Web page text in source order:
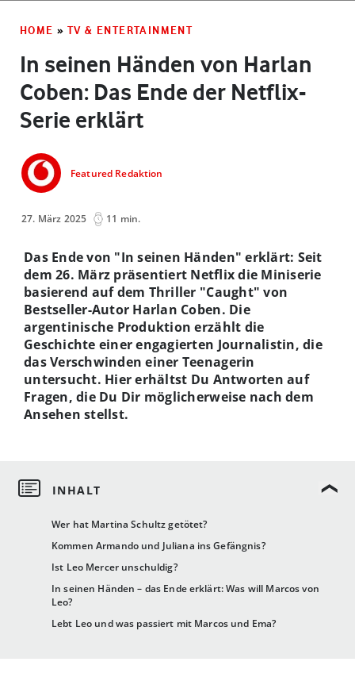
HOME » TV & ENTERTAINMENT
In seinen Händen von Harlan
Coben: Das Ende der Netflix-
Serie erklärt
Featured Redaktion
27. März 2025 11 min.
Wer hat Martina Schultz getötet?
Kommen Armando und Juliana ins Gefängnis?
Ist Leo Mercer unschuldig?
In seinen Händen – das Ende erklärt: Was will Marcos von
Leo?
Lebt Leo und was passiert mit Marcos und Ema?
Das Ende von "In seinen Händen" erklärt: Seit
dem 26. März präsentiert Netflix die Miniserie
basierend auf dem Thriller "Caught" von
Bestseller-Autor Harlan Coben. Die
argentinische Produktion erzählt die
Geschichte einer engagierten Journalistin, die
das Verschwinden einer Teenagerin
untersucht. Hier erhältst Du Antworten auf
Fragen, die Du Dir möglicherweise nach dem
Ansehen stellst.